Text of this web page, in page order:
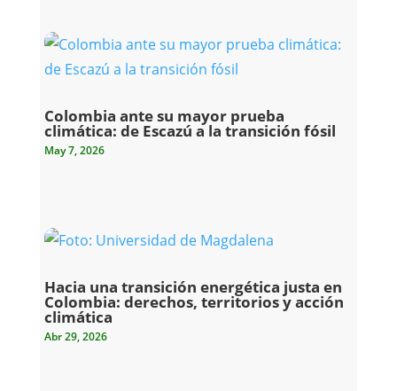
Colombia ante su mayor prueba
climática: de Escazú a la transición fósil
May 7, 2026
Hacia una transición energética justa en
Colombia: derechos, territorios y acción
climática
Abr 29, 2026